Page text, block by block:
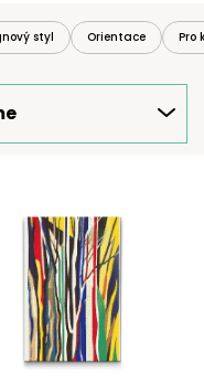
styl Orientace Pro